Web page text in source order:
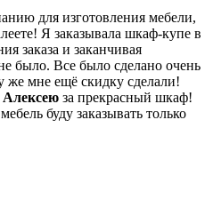
для изготовления мебели,
Я заказывала шкаф-купе в
заказа и заканчивая
было. Все было сделано очень
же мне ещё скидку сделали!
Алексею за прекрасный шкаф!
буду заказывать только